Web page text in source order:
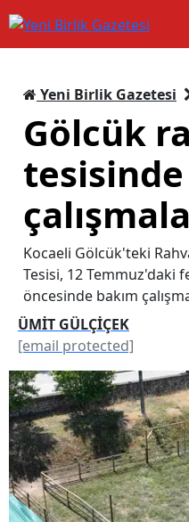
Yeni Birlik Gazetesi
Gölcük
tesisinde
Kocaeli Gölcük'teki
Tesisi, 12 Temmuz'daki
öncesinde bakım
ÜMİT GÜLÇİÇEK
[email protected]